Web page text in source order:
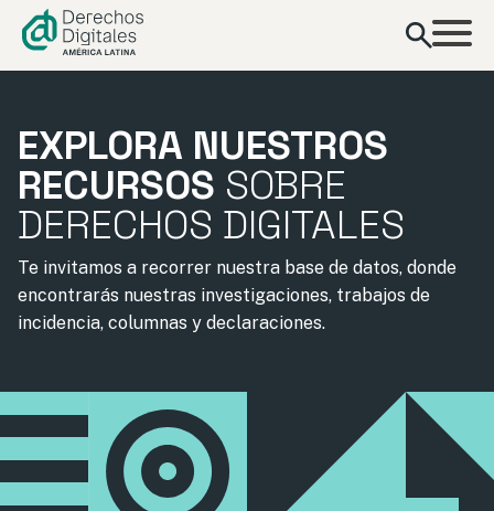
contenido
EXPLORA NUESTROS
RECURSOS SOBRE
DERECHOS DIGITALES
Te invitamos a recorrer nuestra base de datos, donde
encontrarás nuestras investigaciones, trabajos de
incidencia, columnas y declaraciones.